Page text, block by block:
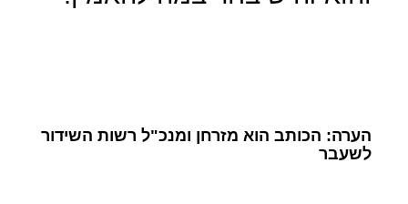
הערה: הכותב הוא מזרחן ומנכ"ל רשות השידור
לשעבר